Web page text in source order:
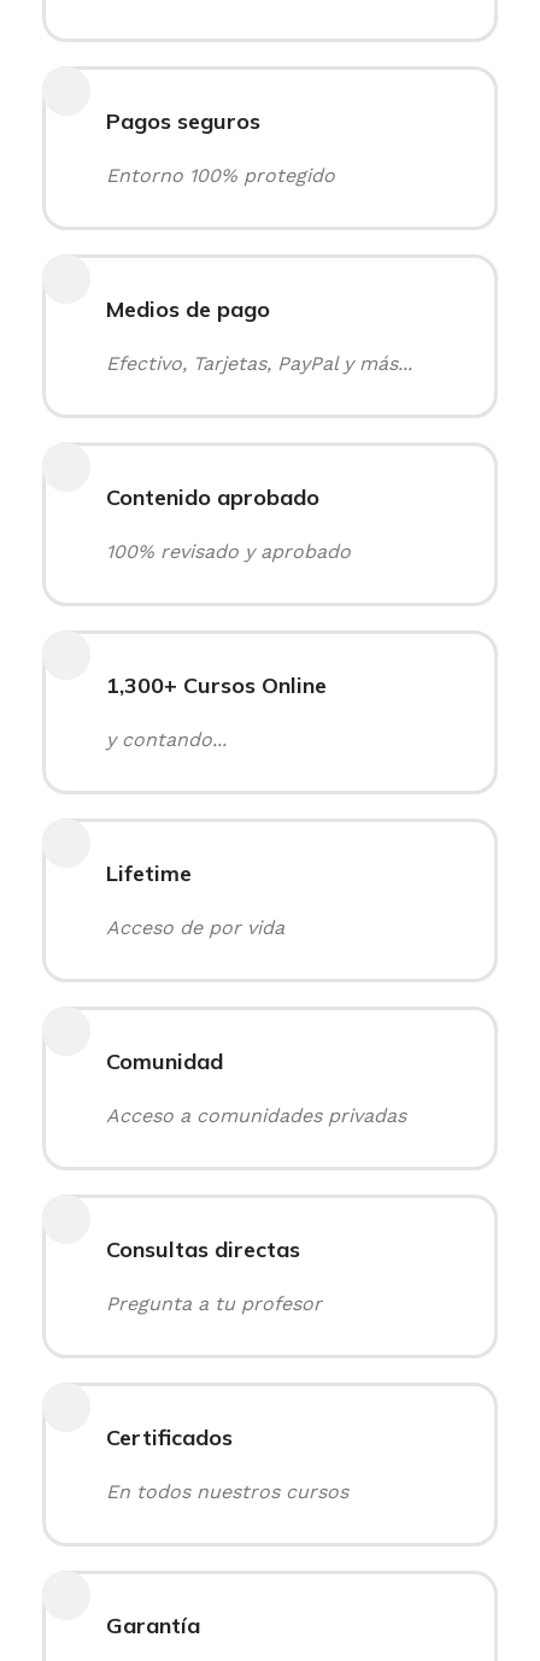
Pagos seguros
Entorno 100% protegido
Medios de pago
Efectivo, Tarjetas, PayPal y más...
Contenido aprobado
100% revisado y aprobado
1,300+ Cursos Online
y contando...
Lifetime
Acceso de por vida
Comunidad
Acceso a comunidades privadas
Consultas directas
Pregunta a tu profesor
Certificados
En todos nuestros cursos
Garantía